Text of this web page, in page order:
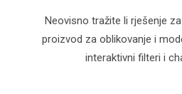
Neovisno tražite li rješenje
proizvod za oblikovanje i
interaktivni filteri i